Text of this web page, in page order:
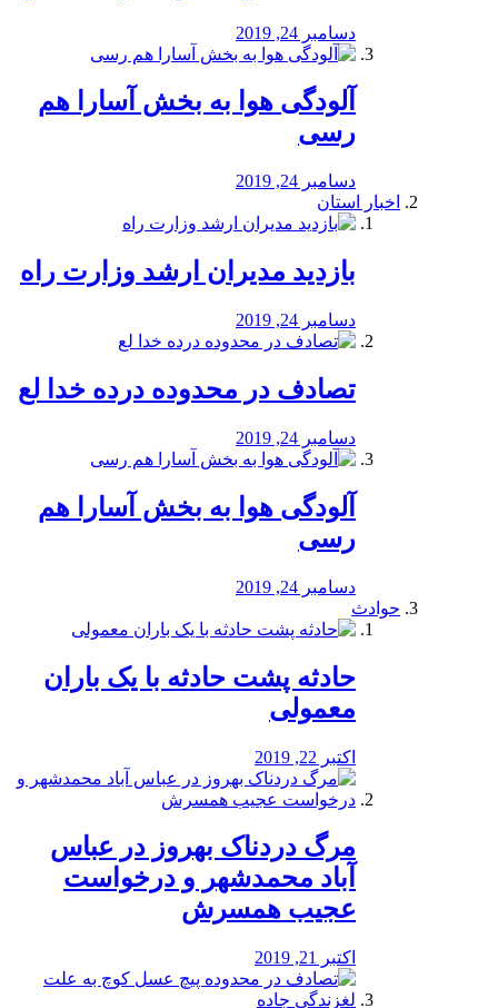
دسامبر 24, 2019
آلودگی هوا به بخش آسارا هم
رسی
دسامبر 24, 2019
اخبار استان
بازدید مدیران ارشد وزارت راه
دسامبر 24, 2019
تصادف در محدوده درده خدا لع
دسامبر 24, 2019
آلودگی هوا به بخش آسارا هم
رسی
دسامبر 24, 2019
حوادث
️حادثه پشت حادثه با یک باران
معمولی
اکتبر 22, 2019
مرگ دردناک بهروز در عباس
آباد محمدشهر و درخواست
عجیب همسرش
اکتبر 21, 2019